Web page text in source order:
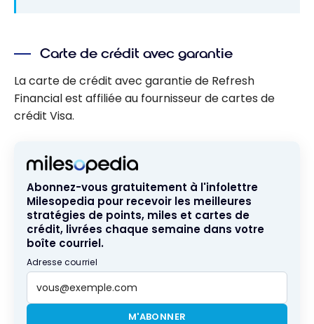
Carte de crédit avec garantie
La carte de crédit avec garantie de Refresh
Financial est affiliée au fournisseur de cartes de
crédit Visa.
Abonnez-vous gratuitement à l'infolettre
Milesopedia pour recevoir les meilleures
stratégies de points, miles et cartes de
crédit, livrées chaque semaine dans votre
boîte courriel.
Adresse courriel
M'ABONNER